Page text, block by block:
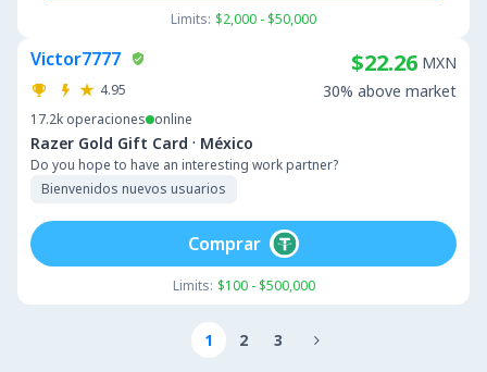
Limits: $2,000 - $50,000
Victor7777
4.95
17.2k operaciones online
Razer Gold Gift Card · México
Do you hope to have an interesting work partner?
Bienvenidos nuevos usuarios
$22.26 MXN
30% above market
Limits: $100 - $500,000
Comprar
1 2 3 